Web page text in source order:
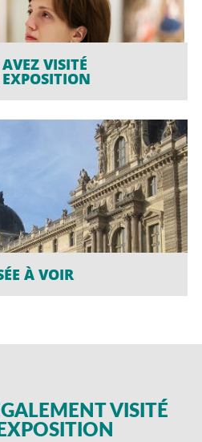
VISITÉ
EXPOSITION
À VOIR
VISITÉ